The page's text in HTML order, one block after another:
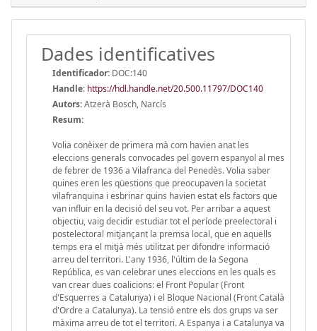
Dades identificatives
Identificador: DOC:140
Handle: https://hdl.handle.net/20.500.11797/DOC140
Autors:Atzerà Bosch, Narcís
Resum:
Volia conèixer de primera mà com havien anat les
eleccions generals convocades pel govern espanyol al mes
de febrer de 1936 a Vilafranca del Penedès. Volia saber
quines eren les qüestions que preocupaven la societat
vilafranquina i esbrinar quins havien estat els factors que
van influir en la decisió del seu vot. Per arribar a aquest
objectiu, vaig decidir estudiar tot el període preelectoral i
postelectoral mitjançant la premsa local, que en aquells
temps era el mitjà més utilitzat per difondre informació
arreu del territori. L'any 1936, l'últim de la Segona
República, es van celebrar unes eleccions en les quals es
van crear dues coalicions: el Front Popular (Front
d'Esquerres a Catalunya) i el Bloque Nacional (Front Català
d'Ordre a Catalunya). La tensió entre els dos grups va ser
màxima arreu de tot el territori. A Espanya i a Catalunya va